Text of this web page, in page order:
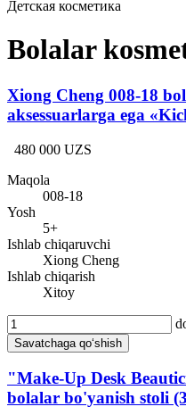
Детская косметика
Bolalar
Xiong Cheng 008-18
aksessuarlarga ega
480 000 UZS
Maqola
008-18
Yosh
5+
Ishlab chiqaruvchi
Xiong Cheng
Ishlab chiqarish
Xitoy
Savatchaga qo‘shish
"Make-Up Desk
bolalar bo'yanish stoli